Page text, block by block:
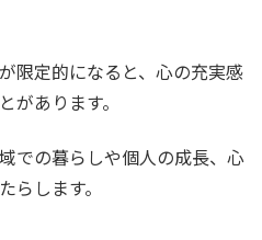
限定的になると、心の充実感
があります。
での暮らしや個人の成長、心
らします。